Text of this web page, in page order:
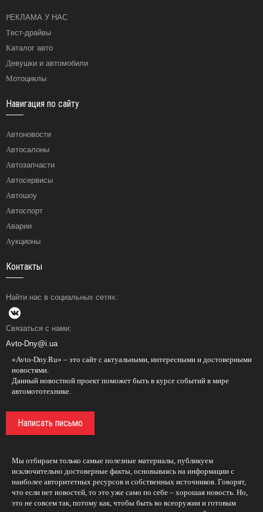
РЕКЛАМА У НАС
Тест-драйвы
Каталог авто
Девушки и автомобили
Мотоциклы
Навигация по сайту
Автоновости
Автосалоны
Автозапчасти
Автосервисы
Автошоу
Автоспорт
Аварии
Аукционы
Контакты
Найти нас в социальных сетях:
Связаться с нами:
Avto-Dny@i.ua
«Avto-Dny.Ru» – это сайт с актуальными, интересными и достоверными
новостями.
Данный новостной проект поможет быть в курсе событий в мире
автомототехнике.
Написать письмо
Мы отбираем только самые полезные материалы, публикуем
исключительно достоверные факты, основываясь на информации с
наиболее авторитетных ресурсов и собственных источников. Говорят,
что если нет новостей, то это уже само по себе – хорошая новость. Но,
это не совсем так, потому как, чтобы быть во всеоружии и готовым